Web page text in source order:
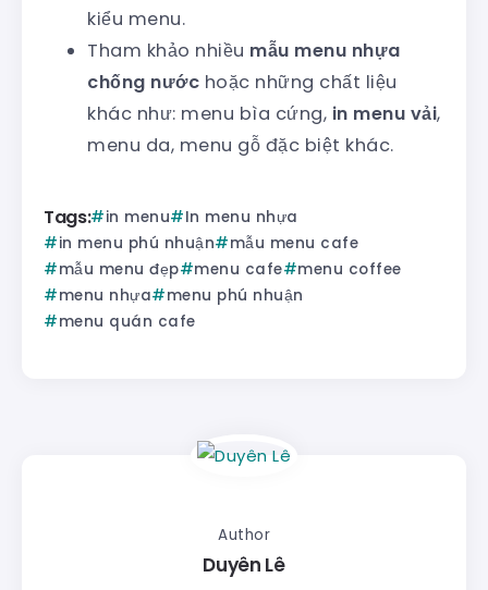
kiểu menu.
Tham khảo nhiều mẫu menu nhựa
chống nước hoặc những chất liệu
khác như: menu bìa cứng, in menu vải,
menu da, menu gỗ đặc biệt khác.
Tags: in menu
In menu nhựa
in menu phú nhuận
mẫu menu cafe
mẫu menu đẹp
menu cafe
menu coffee
menu nhựa
menu phú nhuận
menu quán cafe
Author
Duyên Lê